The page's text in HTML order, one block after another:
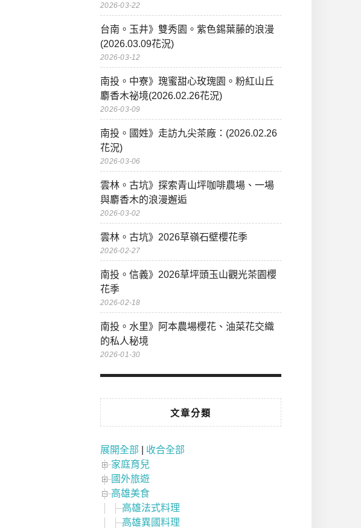
2026-03-22
台南。玉井》雙秀園。紫色錫葉藤的浪漫
(2026.03.09花況)
2026-03-12
南投。中寮》瑰蜜甜心玫瑰園。粉紅山丘
麝香木祕境(2026.02.26花況)
2026-03-09
南投。國姓》走訪九尖茶廠：(2026.02.26
花況)
2026-03-06
雲林。古坑》探索青山坪咖啡農場、一場
與麝香木的浪漫邂逅
2026-03-02
雲林。古坑》2026草嶺石壁櫻花季
2026-02-27
南投。信義》2026草坪頭玉山觀光茶園櫻
花季
2026-02-18
南投。水里》阿本農場櫻花、油菜花交織
的私人秘境
2026-01-30
文章分類
展開全部
收合全部
家庭育兒
國外旅遊
高雄美食
高雄法式料理
高雄異國料理